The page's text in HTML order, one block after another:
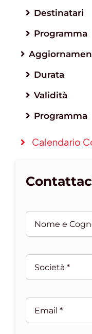
Destinatari
Programma
Durata
Validità
Programma
Calendario